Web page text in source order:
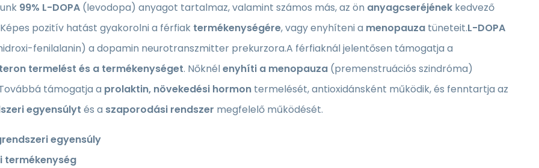
99% L-DOPA (levodopa) anyagot tartalmaz, valamint számos más, az ön anyagcseréjének kedvező
pozitív hatást gyakorolni a férfiak termékenységére, vagy enyhíteni a menopauza tüneteit.L-DOPA
fenilalanin) a dopamin neurotranszmitter prekurzora.A férfiaknál jelentősen támogatja a
termelést és a termékenységet. Nőknélenyhíti a menopauza (premenstruációs szindróma)
támogatja a prolaktin, növekedési hormon termelését, antioxidánsként működik, és fenntartja az
egyensúlyt és a szaporodási rendszer megfelelő működését.
egyensúly
termékenység